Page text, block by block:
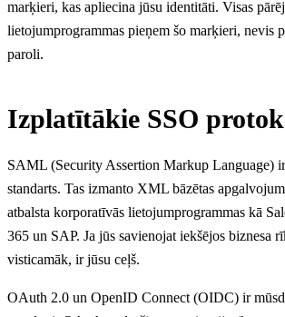
marķieri, kas apliecina jūsu identitāti. Visas
lietojumprogrammas pieņem šo marķieri, nevis
paroli.
Izplatītākie SSO
SAML (Security Assertion Markup Language)
standarts. Tas izmanto XML bāzētas
atbalsta korporatīvās lietojumprogrammas kā
365 un SAP. Ja jūs savienojat iekšējos biznesa
visticamāk, ir jūsu ceļš.
OAuth 2.0 un OpenID Connect (OIDC) ir